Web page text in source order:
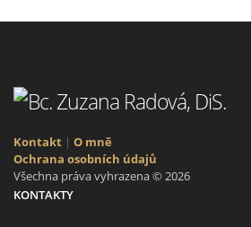
Kontakt | O mně
Ochrana osobních údajů
Všechna práva vyhrazena © 2026
KONTAKTY